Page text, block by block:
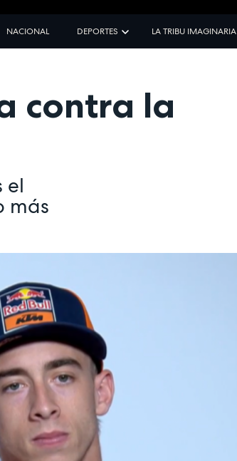
NACIONAL DEPORTES LA TRIBU IMAGINARIA
contra la
el
más